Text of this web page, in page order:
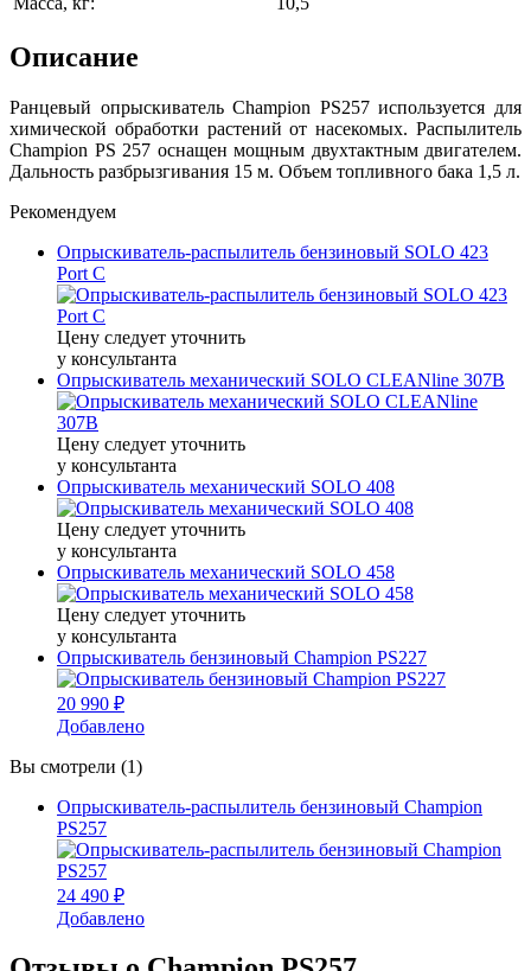
Описание
Ранцевый опрыскиватель Champion PS257 используется для
химической обработки растений от насекомых. Распылитель
Champion PS 257 оснащен мощным двухтактным двигателем.
Дальность разбрызгивания 15 м. Объем топливного бака 1,5 л.
Рекомендуем
Опрыскиватель-распылитель бензиновый SOLO 423
Port C
Цену следует уточнить
у консультанта
Опрыскиватель механический SOLO CLEANline 307В
Цену следует уточнить
у консультанта
Опрыскиватель механический SOLO 408
Цену следует уточнить
у консультанта
Опрыскиватель механический SOLO 458
Цену следует уточнить
у консультанта
Опрыскиватель бензиновый Champion PS227
20 990 ₽
Добавлено
Вы смотрели (1)
Опрыскиватель-распылитель бензиновый Champion
PS257
24 490 ₽
Добавлено